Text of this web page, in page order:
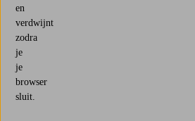
en
verdwijnt
zodra
je
je
browser
sluit.